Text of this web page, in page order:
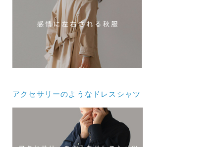
アクセサリーのようなドレスシャツ